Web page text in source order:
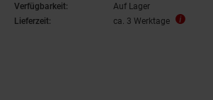
Verfügbarkeit:
Auf Lager
Lieferzeit:
ca. 3 Werktage